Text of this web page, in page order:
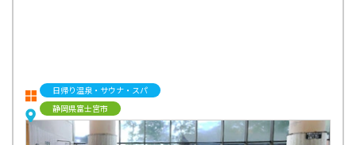
日帰り温泉・サウナ・スパ
静岡県富士宮市